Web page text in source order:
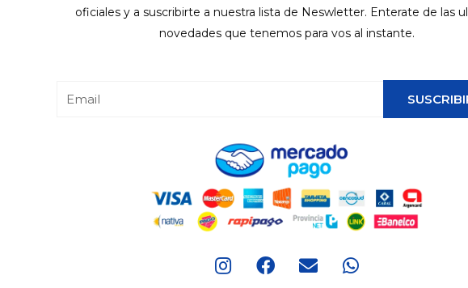
oficiales y a suscribirte a nuestra lista de Neswletter. Enterate de las
novedades que tenemos para vos al instante.